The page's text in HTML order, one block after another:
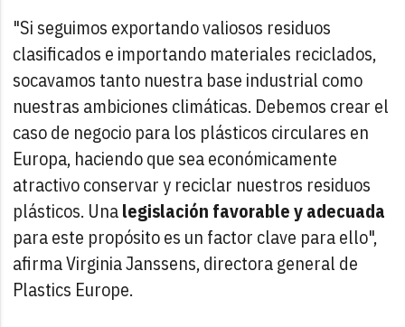
"Si seguimos exportando valiosos residuos
clasificados e importando materiales reciclados,
socavamos tanto nuestra base industrial como
nuestras ambiciones climáticas. Debemos crear el
caso de negocio para los plásticos circulares en
Europa, haciendo que sea económicamente
atractivo conservar y reciclar nuestros residuos
plásticos. Unalegislación favorable y adecuada
para este propósito es un factor clave para ello",
afirma Virginia Janssens, directora general de
Plastics Europe.